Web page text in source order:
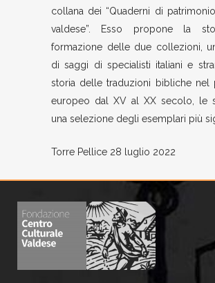
collana dei “Quaderni di
valdese”. Esso propone la
formazione delle due collezioni,
di saggi di specialisti italiani e
storia delle traduzioni bibliche nel
europeo dal XV al XX secolo, le
una selezione degli esemplari più
Torre Pellice 28 luglio 2022